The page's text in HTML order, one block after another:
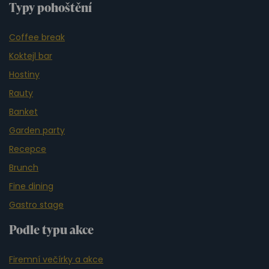
Typy pohoštění
Coffee break
Koktejl bar
Hostiny
Rauty
Banket
Garden party
Recepce
Brunch
Fine dining
Gastro stage
Podle typu akce
Firemní večírky a akce